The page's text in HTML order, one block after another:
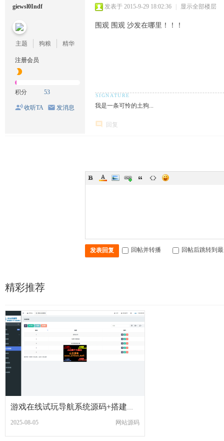
giewsl0Indf
主题 狗粮 精华
注册会员
积分 53
收听TA 发消息
发表于 2015-9-29 18:02:36 | 显示全部楼层
围观 围观 沙发在哪里！！！
我是一条可怜的土狗...
回复
发表回复 回帖并转播 回帖后跳转到
精彩推荐
2025-08-05 网站源码